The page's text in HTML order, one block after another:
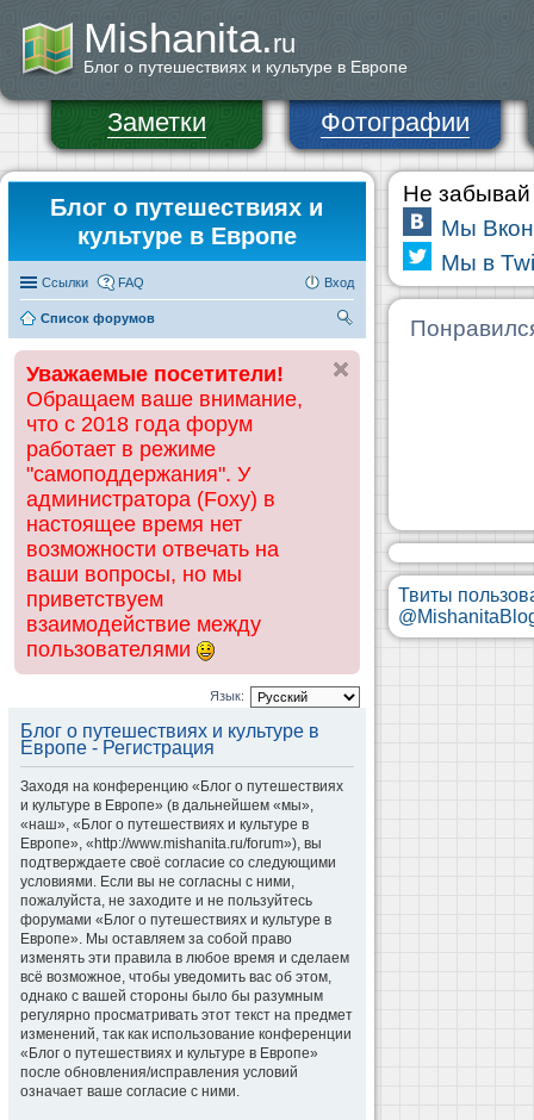
Mishanita.ru
Блог о путешествиях и культуре в Европе
Заметки Фотографии
Блог о путешествиях и
культуре в Европе
Ссылки FAQ Вход
Список форумов
ск
Уважаемые посетители!
Обращаем ваше внимание,
что с 2018 года форум
работает в режиме
"самоподдержания". У
администратора (Foxy) в
настоящее время нет
возможности отвечать на
ваши вопросы, но мы
приветствуем
взаимодействие между
пользователями
Язык:
Блог о путешествиях и культуре в
Европе - Регистрация
Заходя на конференцию «Блог о путешествиях
и культуре в Европе» (в дальнейшем «мы»,
«наш», «Блог о путешествиях и культуре в
Европе», «http://www.mishanita.ru/forum»), вы
подтверждаете своё согласие со следующими
условиями. Если вы не согласны с ними,
пожалуйста, не заходите и не пользуйтесь
форумами «Блог о путешествиях и культуре в
Европе». Мы оставляем за собой право
изменять эти правила в любое время и сделаем
всё возможное, чтобы уведомить вас об этом,
однако с вашей стороны было бы разумным
регулярно просматривать этот текст на предмет
изменений, так как использование конференции
«Блог о путешествиях и культуре в Европе»
после обновления/исправления условий
означает ваше согласие с ними.
Не забывай
Мы
Мы в
Твиты